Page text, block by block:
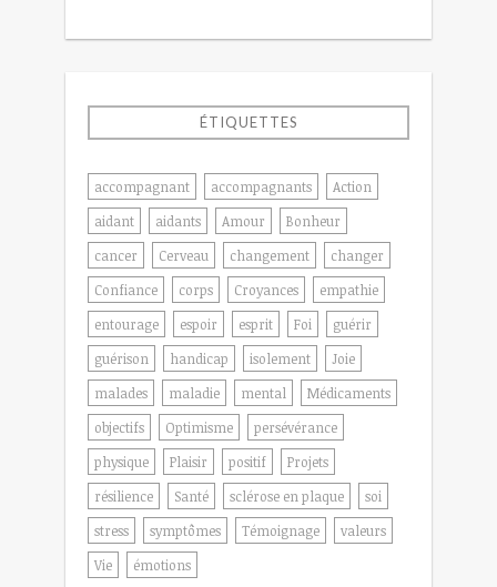
ÉTIQUETTES
accompagnant accompagnants
Action
aidant
aidants Amour
Bonheur
cancer
Cerveau changement
changer
Confiance
corps Croyances
empathie
entourage
espoir esprit Foi
guérir
guérison
handicap isolement
Joie
malades
maladie mental
Médicaments
objectifs
Optimisme
persévérance
physique
Plaisir positif
Projets
résilience
Santé sclérose en plaque
soi
stress
symptômes Témoignage
valeurs
Vie
émotions